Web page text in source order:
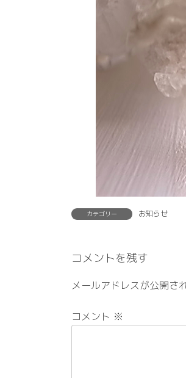
カテゴリー お知らせ
コメントを残す
メールアドレスが公開さ
コメント ※